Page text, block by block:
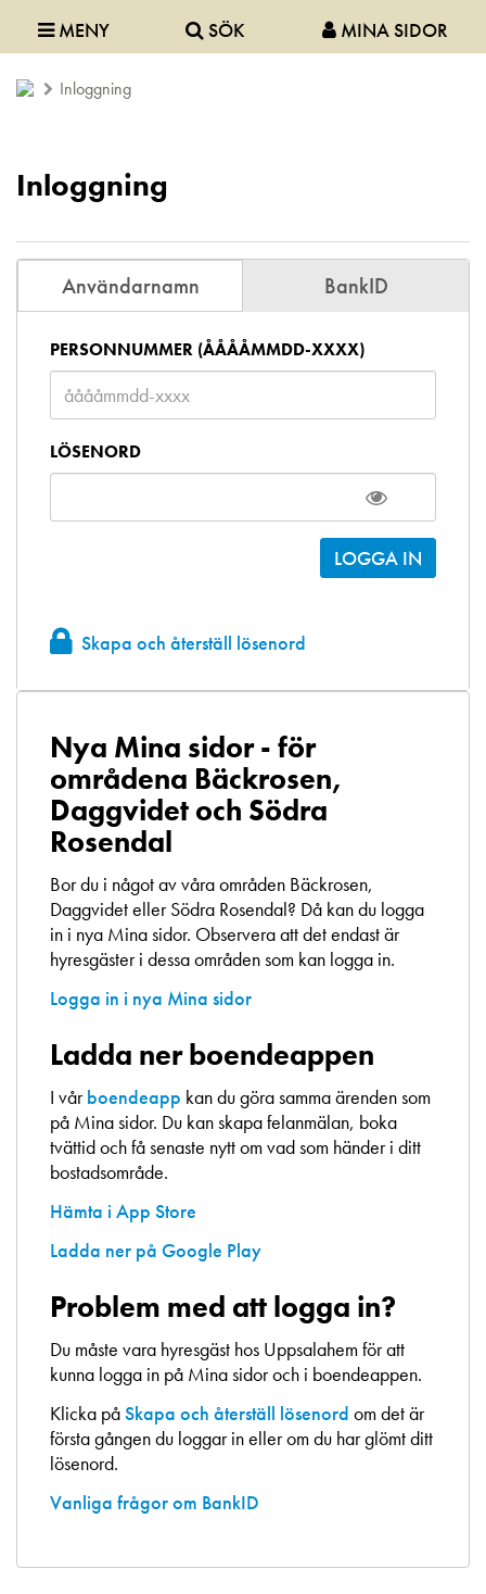
MENY SÖK MINA SIDOR
Inloggning
Inloggning
Användarnamn BankID
PERSONNUMMER (ÅÅÅÅMMDD-XXXX)
LÖSENORD
Skapa och återställ lösenord
Nya Mina sidor - för
områdena Bäckrosen,
Daggvidet och Södra
Rosendal
Bor du i något av våra områden Bäckrosen,
Daggvidet eller Södra Rosendal? Då kan du logga
in i nya Mina sidor. Observera att det endast är
hyresgäster i dessa områden som kan logga in.
Logga in i nya Mina sidor
Ladda ner boendeappen
I vårboendeapp kan du göra samma ärenden som
på Mina sidor. Du kan skapa felanmälan, boka
tvättid och få senaste nytt om vad som händer i ditt
bostadsområde.
Hämta i App Store
Ladda ner på Google Play
Problem med att logga in?
Du måste vara hyresgäst hos Uppsalahem för att
kunna logga in på Mina sidor och i boendeappen.
Klicka påSkapa och återställ lösenord om det är
första gången du loggar in eller om du har glömt ditt
lösenord.
Vanliga frågor om BankID